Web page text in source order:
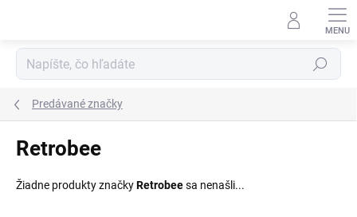
Hľadať
Predávané značky
Retrobee
Žiadne produkty značkyRetrobeesa nenašli...